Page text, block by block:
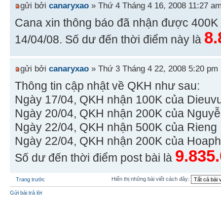
gửi bởi canaryxao » Thứ 4 Tháng 4 16, 2008 11:27
Cana xin thông báo đã nhận được
14/04/08. Số dư đến thời điểm này là
gửi bởi canaryxao » Thứ 3 Tháng 4 22, 2008 5:20 pm
Thông tin cập nhật về QKH như sau:
Ngày 17/04, QKH nhận 100K của
Ngày 20/04, QKH nhận 200K của
Ngày 22/04, QKH nhận 500K của Rieng
Ngày 22/04, QKH nhận 200K của
Số dư đến thời điểm post bài là
Trang trước Hiển thị những bài viết cách đây:
Gửi bài trả lời